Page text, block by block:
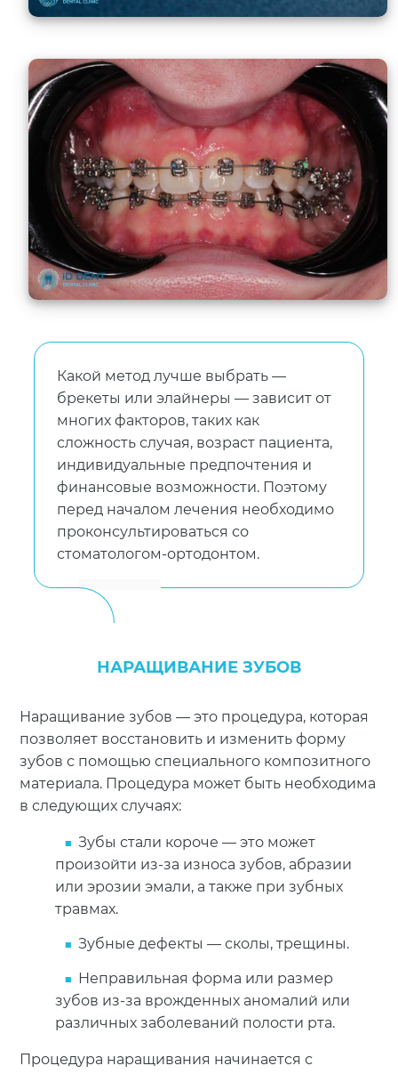
Какой метод лучше выбрать —
брекеты или элайнеры — зависит от
многих факторов, таких как
сложность случая, возраст пациента,
индивидуальные предпочтения и
финансовые возможности. Поэтому
перед началом лечения необходимо
проконсультироваться со
стоматологом-ортодонтом.
НАРАЩИВАНИЕ ЗУБОВ
Наращивание зубов — это процедура, которая
позволяет восстановить и изменить форму
зубов с помощью специального композитного
материала. Процедура может быть необходима
в следующих случаях:
Зубы стали короче — это может
произойти из-за износа зубов, абразии
или эрозии эмали, а также при зубных
травмах.
Зубные дефекты — сколы, трещины.
Неправильная форма или размер
зубов из-за врожденных аномалий или
различных заболеваний полости рта.
Процедура наращивания начинается с